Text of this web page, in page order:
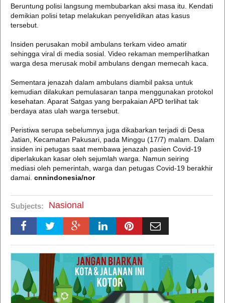
Beruntung polisi langsung membubarkan aksi masa itu. Kendati
demikian polisi tetap melakukan penyelidikan atas kasus
tersebut.
Insiden perusakan mobil ambulans terkam video amatir
sehingga viral di media sosial. Video rekaman memperlihatkan
warga desa merusak mobil ambulans dengan memecah kaca.
Sementara jenazah dalam ambulans diambil paksa untuk
kemudian dilakukan pemulasaran tanpa menggunakan protokol
kesehatan. Aparat Satgas yang berpakaian APD terlihat tak
berdaya atas ulah warga tersebut.
Peristiwa serupa sebelumnya juga dikabarkan terjadi di Desa
Jatian, Kecamatan Pakusari, pada Minggu (17/7) malam. Dalam
insiden ini petugas saat membawa jenazah pasien Covid-19
diperlakukan kasar oleh sejumlah warga. Namun seiring
mediasi oleh pemerintah, warga dan petugas Covid-19 berakhir
damai. cnnindonesia/nor
Subjects: Nasional